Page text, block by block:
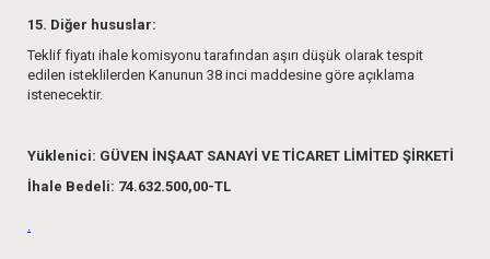
15. Diğer hususlar:
Teklif fiyatı ihale komisyonu tarafından aşırı düşük olarak tespit
edilen isteklilerden Kanunun 38 inci maddesine göre açıklama
istenecektir.
Yüklenici: GÜVEN İNŞAAT SANAYİ VE TİCARET LİMİTED ŞİRKETİ
İhale Bedeli: 74.632.500,00-TL
.